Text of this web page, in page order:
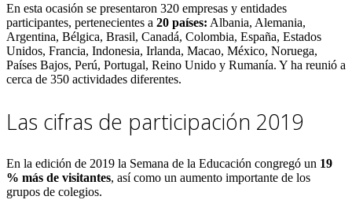
En esta ocasión se presentaron 320 empresas y entidades
participantes, pertenecientes a 20 países: Albania, Alemania,
Argentina, Bélgica, Brasil, Canadá, Colombia, España, Estados
Unidos, Francia, Indonesia, Irlanda, Macao, México, Noruega,
Países Bajos, Perú, Portugal, Reino Unido y Rumanía. Y ha reunió a
cerca de 350 actividades diferentes.
Las cifras de participación 2019
En la edición de 2019 la Semana de la Educación congregó un 19
% más de visitantes, así como un aumento importante de los
grupos de colegios.